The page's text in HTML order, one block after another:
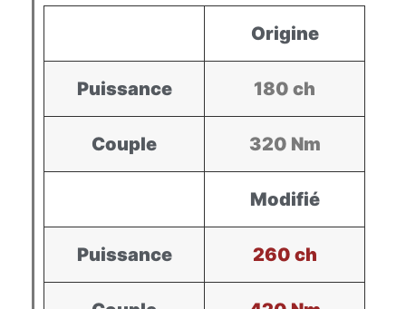
Origine
Puissance 180 ch
Couple 320 Nm
Modifié
Puissance 260 ch